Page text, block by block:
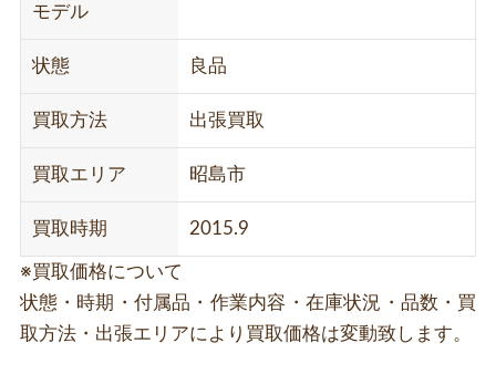
モデル
状態 良品
買取方法 出張買取
買取エリア 昭島市
買取時期 2015.9
※買取価格について
状態・時期・付属品・作業内容・在庫状況・品数・買
取方法・出張エリアにより買取価格は変動致します。